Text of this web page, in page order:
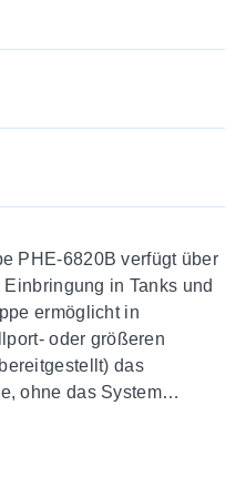
PHE-6820B verfügt über
in Tanks und
ermöglicht in
oder größeren
das
ohne das System
Elektrode kann an